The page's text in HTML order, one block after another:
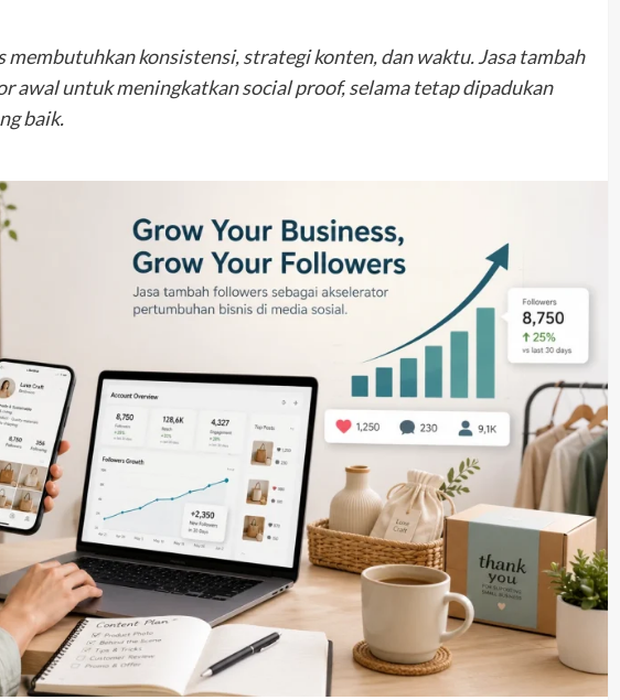
konsistensi, strategi konten, dan waktu. Jasa tambah
awal untuk meningkatkan social proof, selama tetap dipadukan
baik.